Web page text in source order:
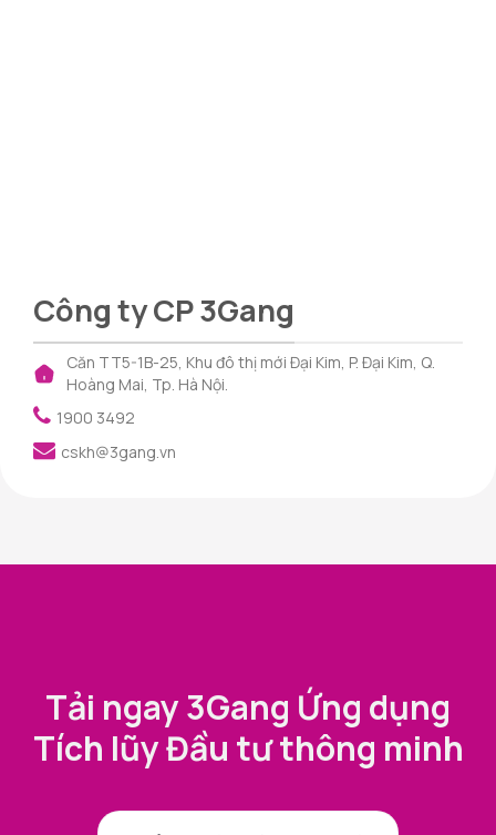
Công ty CP 3Gang
Căn TT5-1B-25, Khu đô thị mới Đại Kim, P. Đại Kim, Q.
Hoàng Mai, Tp. Hà Nội.
1900 3492
cskh@3gang.vn
Tải ngay 3Gang Ứng dụng
Tích lũy Đầu tư thông minh